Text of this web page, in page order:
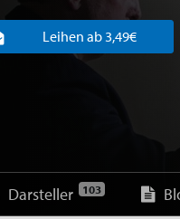
Leihen ab 3,49€
Darsteller 103